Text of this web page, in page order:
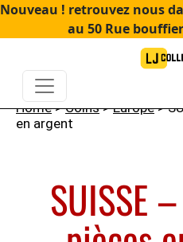
Nouveau ! retrouvez nous
au 50 Rue
Home>Coins>Europe>
en argent
SUISSE